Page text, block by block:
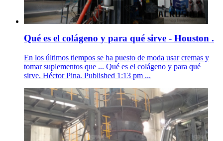
Qué es el colágeno y para qué sirve - Houston .
En los últimos tiempos se ha puesto de moda usar cremas y
tomar suplementos que ... Qué es el colágeno y para qué
sirve. Héctor Pina. Published 1:13 pm ...